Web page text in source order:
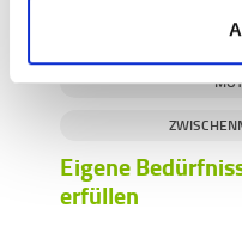
Eigene
erfüllen